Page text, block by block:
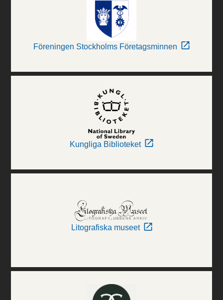
Föreningen Stockholms Företagsminnen
Kungliga Biblioteket
Litografiska museet